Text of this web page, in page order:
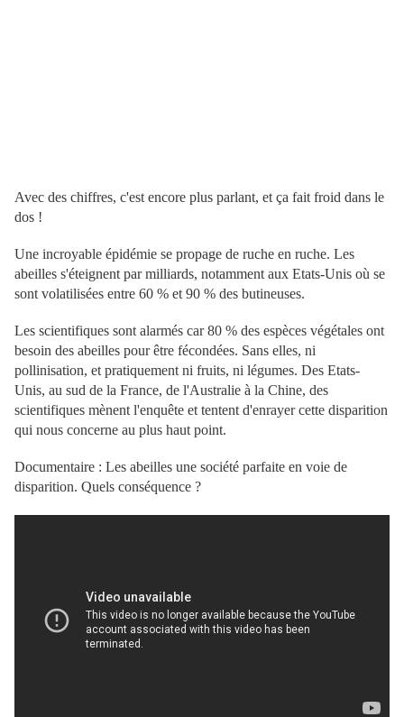
Avec des chiffres, c'est encore plus parlant, et ça fait froid dans le
dos !
Une incroyable épidémie se propage de ruche en ruche. Les
abeilles s'éteignent par milliards, notamment aux Etats-Unis où se
sont volatilisées entre 60 % et 90 % des butineuses.
Les scientifiques sont alarmés car 80 % des espèces végétales ont
besoin des abeilles pour être fécondées. Sans elles, ni
pollinisation, et pratiquement ni fruits, ni légumes. Des Etats-
Unis, au sud de la France, de l'Australie à la Chine, des
scientifiques mènent l'enquête et tentent d'enrayer cette disparition
qui nous concerne au plus haut point.
Documentaire : Les abeilles une société parfaite en voie de
disparition. Quels conséquence ?